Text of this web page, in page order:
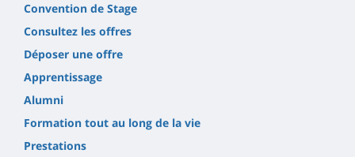
Convention de Stage
Consultez les offres
Déposer une offre
Apprentissage
Alumni
Formation tout au long de la vie
Prestations